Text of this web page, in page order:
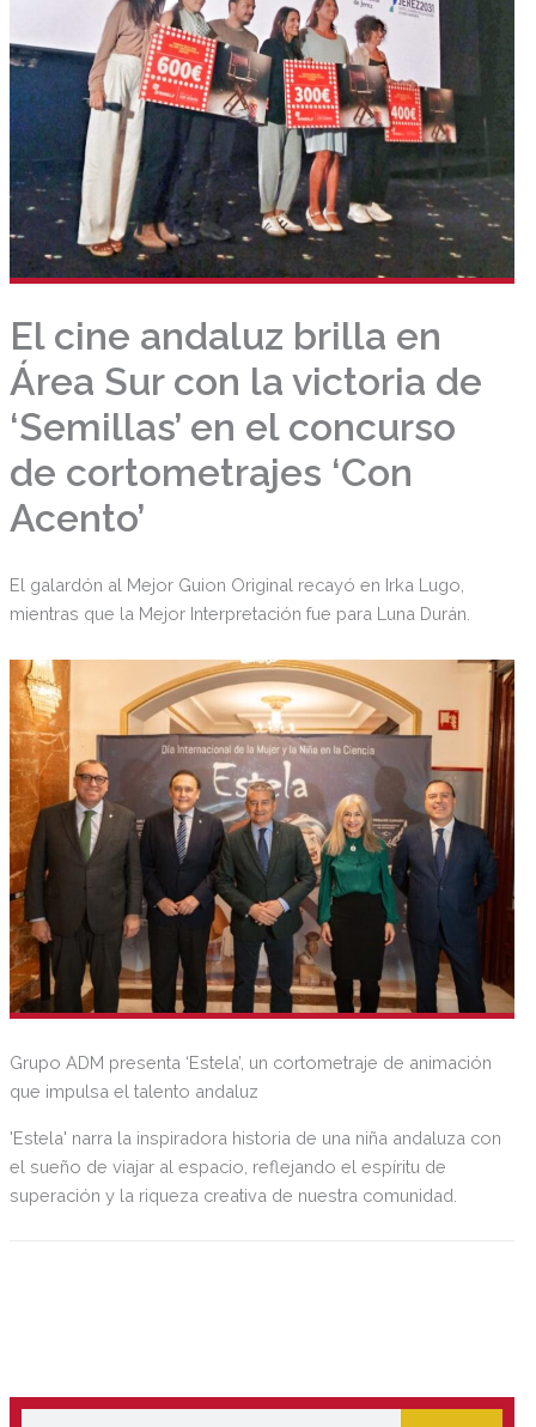
El cine andaluz brilla en
Área Sur con la victoria de
‘Semillas’ en el concurso
de cortometrajes ‘Con
Acento’
El galardón al Mejor Guion Original recayó en Irka Lugo,
mientras que la Mejor Interpretación fue para Luna Durán.
Grupo ADM presenta ‘Estela’, un cortometraje de animación
que impulsa el talento andaluz
'Estela' narra la inspiradora historia de una niña andaluza con
el sueño de viajar al espacio, reflejando el espíritu de
superación y la riqueza creativa de nuestra comunidad.